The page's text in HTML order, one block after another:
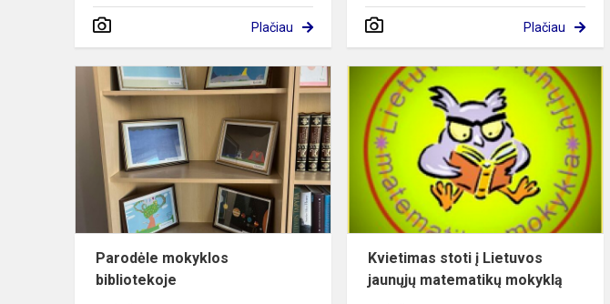
Plačiau Plačiau
Parodėle
mokyklos
bibliotekoje
Parodėle mokyklos
bibliotekoje
Kvietimas stoti į Lietuvos
jaunųjų matematikų mokyklą